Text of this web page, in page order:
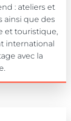
: ateliers et
ainsi que des
et touristique,
international
avec la